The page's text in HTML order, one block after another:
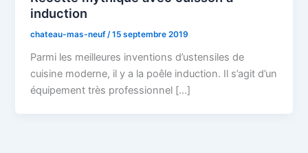
induction
chateau-mas-neuf /15 septembre 2019
Parmi les meilleures inventions d’ustensiles de
cuisine moderne, il y a la poêle induction. Il s’agit d’un
équipement très professionnel […]